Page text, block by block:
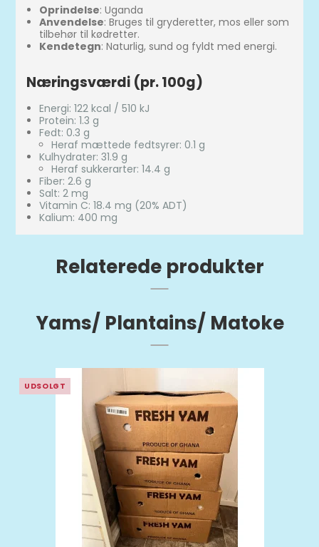
Oprindelse: Uganda
Anvendelse: Bruges til gryderetter, mos eller som
tilbehør til kødretter.
Kendetegn: Naturlig, sund og fyldt med energi.
Næringsværdi (pr. 100g)
Energi: 122 kcal / 510 kJ
Protein: 1.3 g
Fedt: 0.3 g
Heraf mættede fedtsyrer: 0.1 g
Kulhydrater: 31.9 g
Heraf sukkerarter: 14.4 g
Fiber: 2.6 g
Salt: 2 mg
Vitamin C: 18.4 mg (20% ADT)
Kalium: 400 mg
Relaterede produkter
Yams/ Plantains/ Matoke
UDSOLGT